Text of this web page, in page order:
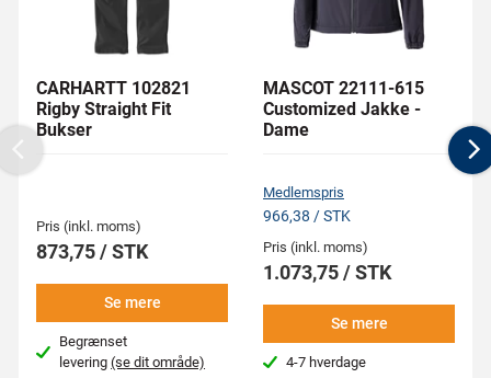
CARHARTT 102821
Rigby Straight Fit
Bukser
Pris (inkl. moms)
873,75 / STK
Se mere
Begrænset
levering(se dit område)
MASCOT 22111-615
Customized Jakke -
Dame
Medlemspris
966,38 / STK
Pris (inkl. moms)
1.073,75 / STK
Se mere
4-7 hverdage
Previous